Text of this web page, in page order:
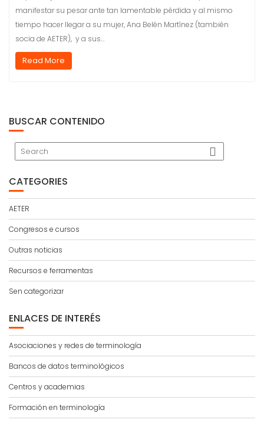
manifestar su pesar ante tan lamentable pérdida y al mismo
tiempo hacer llegar a su mujer, Ana Belén Martínez (también
socia de AETER), y a sus…
Read More
BUSCAR CONTENIDO
CATEGORIES
AETER
Congresos e cursos
Outras noticias
Recursos e ferramentas
Sen categorizar
ENLACES DE INTERÉS
Asociaciones y redes de terminología
Bancos de datos terminológicos
Centros y academias
Formación en terminología